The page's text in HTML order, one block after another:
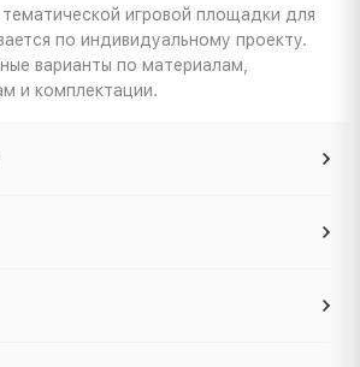
игровой площадки для
по индивидуальному проекту.
варианты по материалам,
и комплектации.